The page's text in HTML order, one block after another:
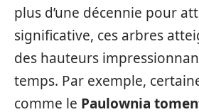
plus d’une décennie pour
significative, ces arbres
des hauteurs
temps. Par exemple,
comme le Paulownia